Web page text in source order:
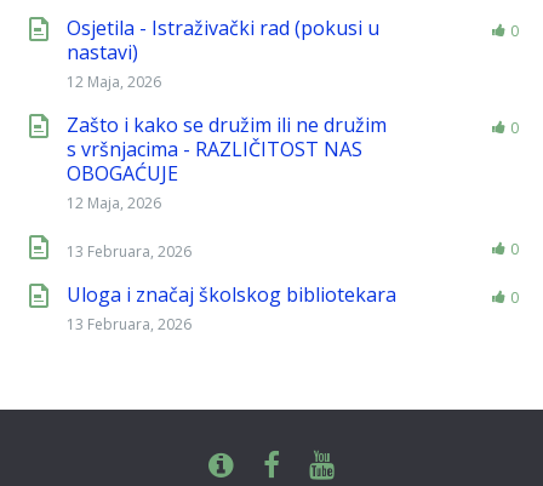
Osjetila - Istraživački rad (pokusi u
nastavi)
12 Maja, 2026
0
Zašto i kako se družim ili ne družim
s vršnjacima - RAZLIČITOST NAS
OBOGAĆUJE
12 Maja, 2026
0
13 Februara, 2026 0
Uloga i značaj školskog bibliotekara
13 Februara, 2026
0